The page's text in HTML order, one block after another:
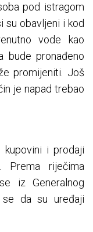
pod istragom
su obavljeni i kod
vode kao
bude pronađeno
promijeniti. Još
je napad trebao
i prodaji
Prema riječima
iz Generalnog
se da su uređaji